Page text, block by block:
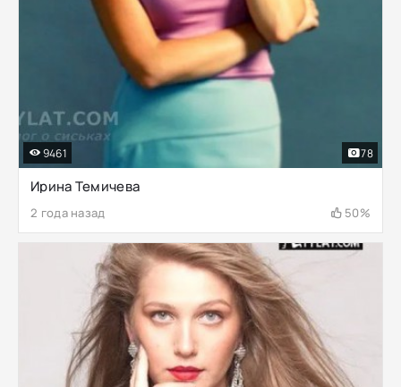
Ирина Темичева
2 года назад 50%
9461 78